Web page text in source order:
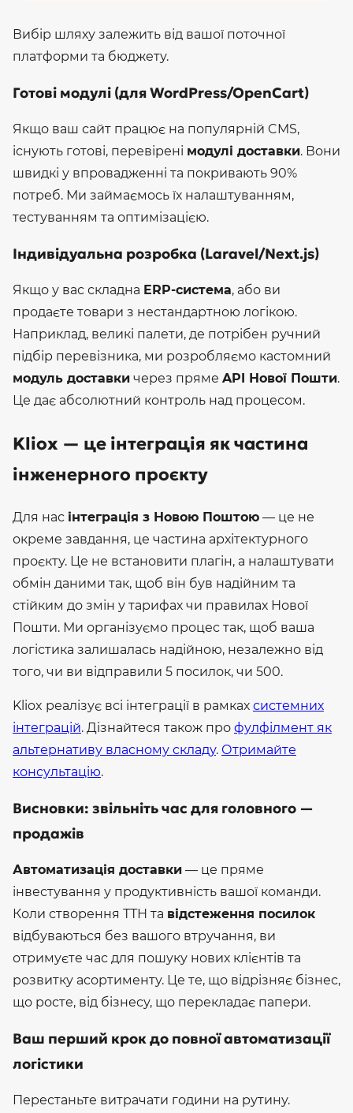
Вибір шляху залежить від вашої поточної
платформи та бюджету.
Готові модулі (для WordPress/OpenCart)
Якщо ваш сайт працює на популярній CMS,
існують готові, перевірені модулі доставки. Вони
швидкі у впровадженні та покривають 90%
потреб. Ми займаємось їх налаштуванням,
тестуванням та оптимізацією.
Індивідуальна розробка (Laravel/Next.js)
Якщо у вас складна ERP-система, або ви
продаєте товари з нестандартною логікою.
Наприклад, великі палети, де потрібен ручний
підбір перевізника, ми розробляємо кастомний
модуль доставки через пряме API Нової Пошти.
Це дає абсолютний контроль над процесом.
Kliox — це інтеграція як частина
інженерного проєкту
Для нас інтеграція з Новою Поштою — це не
окреме завдання, це частина архітектурного
проєкту. Це не встановити плагін, а налаштувати
обмін даними так, щоб він був надійним та
стійким до змін у тарифах чи правилах Нової
Пошти. Ми організуємо процес так, щоб ваша
логістика залишалась надійною, незалежно від
того, чи ви відправили 5 посилок, чи 500.
Kliox реалізує всі інтеграції в рамках системних
інтеграцій. Дізнайтеся також про фулфілмент як
альтернативу власному складу. Отримайте
консультацію.
Висновки: звільніть час для головного —
продажів
Автоматизація доставки — це пряме
інвестування у продуктивність вашої команди.
Коли створення ТТН та відстеження посилок
відбуваються без вашого втручання, ви
отримуєте час для пошуку нових клієнтів та
розвитку асортименту. Це те, що відрізняє бізнес,
що росте, від бізнесу, що перекладає папери.
Ваш перший крок до повної автоматизації
логістики
Перестаньте витрачати години на рутину.